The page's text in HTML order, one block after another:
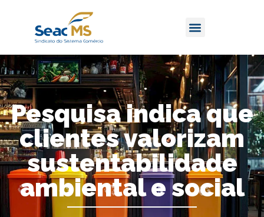
Pesquisa indica que
clientes valorizam
sustentabilidade
ambiental e social